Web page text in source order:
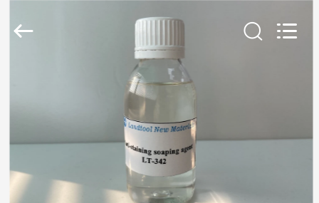
আমাদের
সম্পর্কে